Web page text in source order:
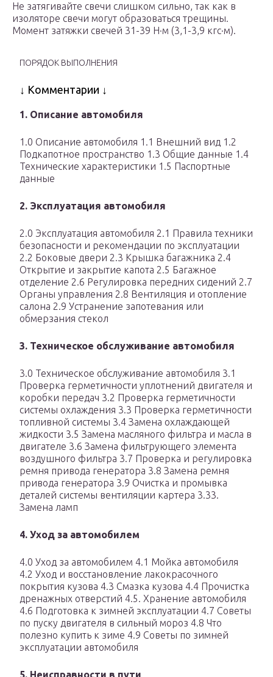
Не затягивайте свечи слишком сильно, так как в
изоляторе свечи могут образоваться трещины.
Момент затяжки свечей 31-39 Н·м (3,1-3,9 кгс·м).
ПОРЯДОК ВЫПОЛНЕНИЯ
↓ Комментарии ↓
1. Описание автомобиля
1.0 Описание автомобиля 1.1 Внешний вид 1.2
Подкапотное пространство 1.3 Общие данные 1.4
Технические характеристики 1.5 Паспортные
данные
2. Эксплуатация автомобиля
2.0 Эксплуатация автомобиля 2.1 Правила техники
безопасности и рекомендации по эксплуатации
2.2 Боковые двери 2.3 Крышка багажника 2.4
Открытие и закрытие капота 2.5 Багажное
отделение 2.6 Регулировка передних сидений 2.7
Органы управления 2.8 Вентиляция и отопление
салона 2.9 Устранение запотевания или
обмерзания стекол
3. Техническое обслуживание автомобиля
3.0 Техническое обслуживание автомобиля 3.1
Проверка герметичности уплотнений двигателя и
коробки передач 3.2 Проверка герметичности
системы охлаждения 3.3 Проверка герметичности
топливной системы 3.4 Замена охлаждающей
жидкости 3.5 Замена масляного фильтра и масла в
двигателе 3.6 Замена фильтрующего элемента
воздушного фильтра 3.7 Проверка и регулировка
ремня привода генератора 3.8 Замена ремня
привода генератора 3.9 Очистка и промывка
деталей системы вентиляции картера 3.33.
Замена ламп
4. Уход за автомобилем
4.0 Уход за автомобилем 4.1 Мойка автомобиля
4.2 Уход и восстановление лакокрасочного
покрытия кузова 4.3 Смазка кузова 4.4 Прочистка
дренажных отверстий 4.5. Хранение автомобиля
4.6 Подготовка к зимней эксплуатации 4.7 Советы
по пуску двигателя в сильный мороз 4.8 Что
полезно купить к зиме 4.9 Советы по зимней
эксплуатации автомобиля
5. Неисправности в пути